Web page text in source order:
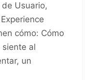
Usuario,
cómo: Cómo
siente al
un